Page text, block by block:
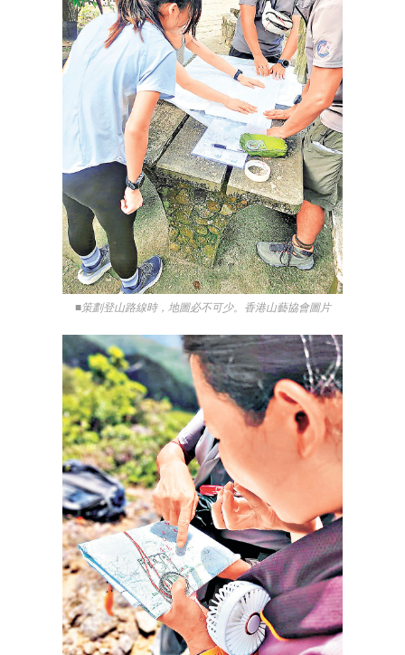
■策劃登山路線時，地圖必不可少。香港山藝協會圖片